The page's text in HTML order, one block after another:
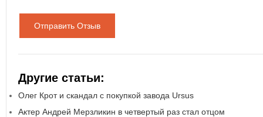
Отправить Отзыв
Другие статьи:
Олег Крот и скандал с покупкой завода Ursus
Актер Андрей Мерзликин в четвертый раз стал отцом